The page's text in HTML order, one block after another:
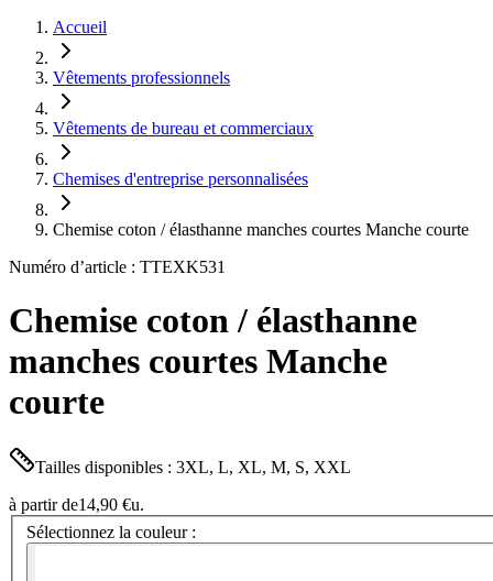
Accueil
Vêtements professionnels
Vêtements de bureau et commerciaux
Chemises d'entreprise personnalisées
Chemise coton / élasthanne manches courtes Manche courte
Numéro d’article : TTEXK531
Chemise coton / élasthanne
manches courtes Manche
courte
Tailles disponibles : 3XL, L, XL, M, S, XXL
à partir de14,90 €u.
Sélectionnez la couleur :